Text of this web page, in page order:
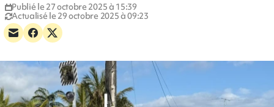
Publié le 27 octobre 2025 à 15:39
Actualisé le 29 octobre 2025 à 09:23